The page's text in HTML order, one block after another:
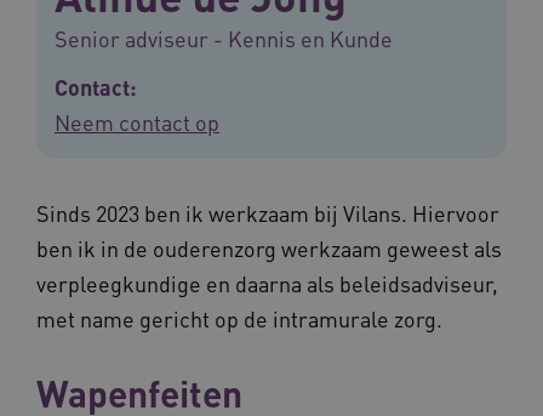
Senior adviseur - Kennis en Kunde
Contact:
Neem contact op
Sinds 2023 ben ik werkzaam bij Vilans. Hiervoor
ben ik in de ouderenzorg werkzaam geweest als
verpleegkundige en daarna als beleidsadviseur,
met name gericht op de intramurale zorg.
Wapenfeiten